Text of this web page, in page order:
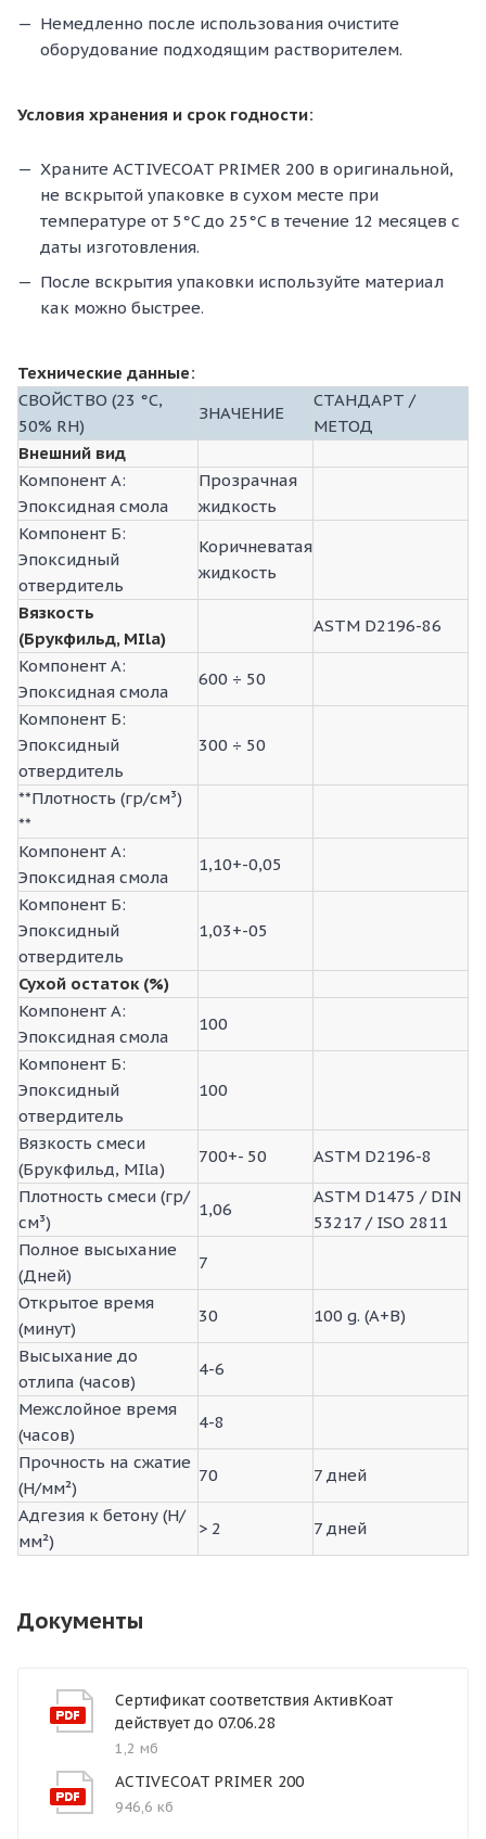
Немедленно после использования очистите
оборудование подходящим растворителем.
Условия хранения и срок годности:
Храните ACTIVECOAT PRIMER 200 в оригинальной,
не вскрытой упаковке в сухом месте при
температуре от 5°C до 25°C в течение 12 месяцев с
даты изготовления.
После вскрытия упаковки используйте материал
как можно быстрее.
Технические данные:
СВОЙСТВО (23 °C,
50% RH)
ЗНАЧЕНИЕ
СТАНДАРТ /
МЕТОД
Внешний вид
Компонент А:
Эпоксидная смола
Прозрачная
жидкость
Компонент Б:
Эпоксидный
отвердитель
Коричневатая
жидкость
Вязкость
(Брукфильд, MIla)
ASTM D2196-86
Компонент А:
Эпоксидная смола
600 ÷ 50
Компонент Б:
Эпоксидный
отвердитель
300 ÷ 50
**Плотность (гр/см³)
**
Компонент А:
Эпоксидная смола
1,10+-0,05
Компонент Б:
Эпоксидный
отвердитель
1,03+-05
Сухой остаток (%)
Компонент А:
Эпоксидная смола
100
Компонент Б:
Эпоксидный
отвердитель
100
Вязкость смеси
(Брукфильд, MIla)
700+- 50
ASTM D2196-8
Плотность смеси (гр/
см³)
1,06
ASTM D1475 / DIN
53217 / ISO 2811
Полное высыхание
(Дней)
7
Открытое время
(минут)
30
100 g. (A+B)
Высыхание до
отлипа (часов)
4-6
Межслойное время
(часов)
4-8
Прочность на сжатие
(H/мм²)
70
7 дней
Адгезия к бетону (H/
мм²)
> 2 7 дней
Документы
Сертификат соответствия АктивКоат
действует до 07.06.28
1,2 мб
ACTIVECOAT PRIMER 200
946,6 кб